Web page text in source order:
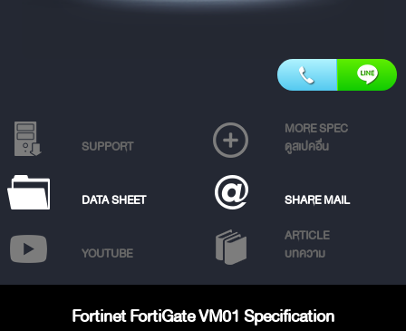
SUPPORT
MORE SPEC
ดูสเปคอื่น
DATA SHEET SHARE MAIL
YOUTUBE
ARTICLE
บทความ
Fortinet FortiGate VM01 Specification